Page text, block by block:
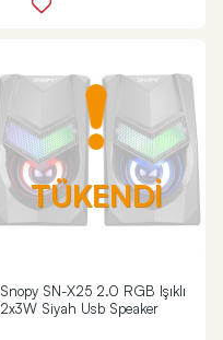
TÜKENDİ
Snopy SN-X25 2.0 RGB Işıklı
2x3W Siyah Usb Speaker